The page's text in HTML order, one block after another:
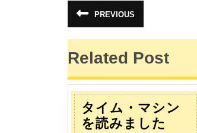
投
稿
ナ
ビ
ゲ
ー
PREVIOUS
の
投
Related Post
タイム・マシン
を読みました